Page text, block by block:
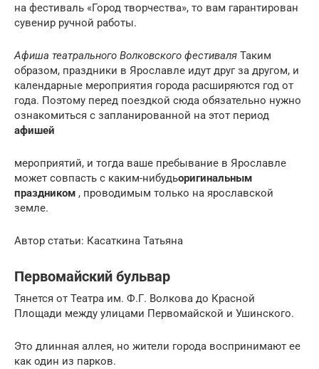
на фестиваль «Город творчества», то вам гарантирован
сувенир ручной работы.
Афиша театрального Волковского фестиваля Таким
образом, праздники в Ярославле идут друг за другом, и
календарные мероприятия города расширяются год от
года. Поэтому перед поездкой сюда обязательно нужно
ознакомиться с запланированной на этот период
афишей
мероприятий, и тогда ваше пребывание в Ярославле
может совпасть с каким-нибудьоригинальным
праздником , проводимым только на ярославской
земле.
Автор статьи: Касаткина Татьяна
Первомайский бульвар
Тянется от Театра им. Ф.Г. Волкова до Красной
Площади между улицами Первомайской и Ушинского.
Это длинная аллея, но жители города воспринимают ее
как один из парков.